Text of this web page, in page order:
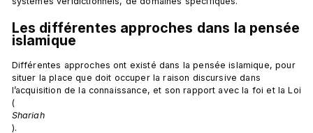
Les différentes approches dans la pensée
islamique
Différentes approches ont existé dans la pensée islamique, pour
situer la place que doit occuper la raison discursive dans
l’acquisition de la connaissance, et son rapport avec la foi et la Loi
(
Shariah
).